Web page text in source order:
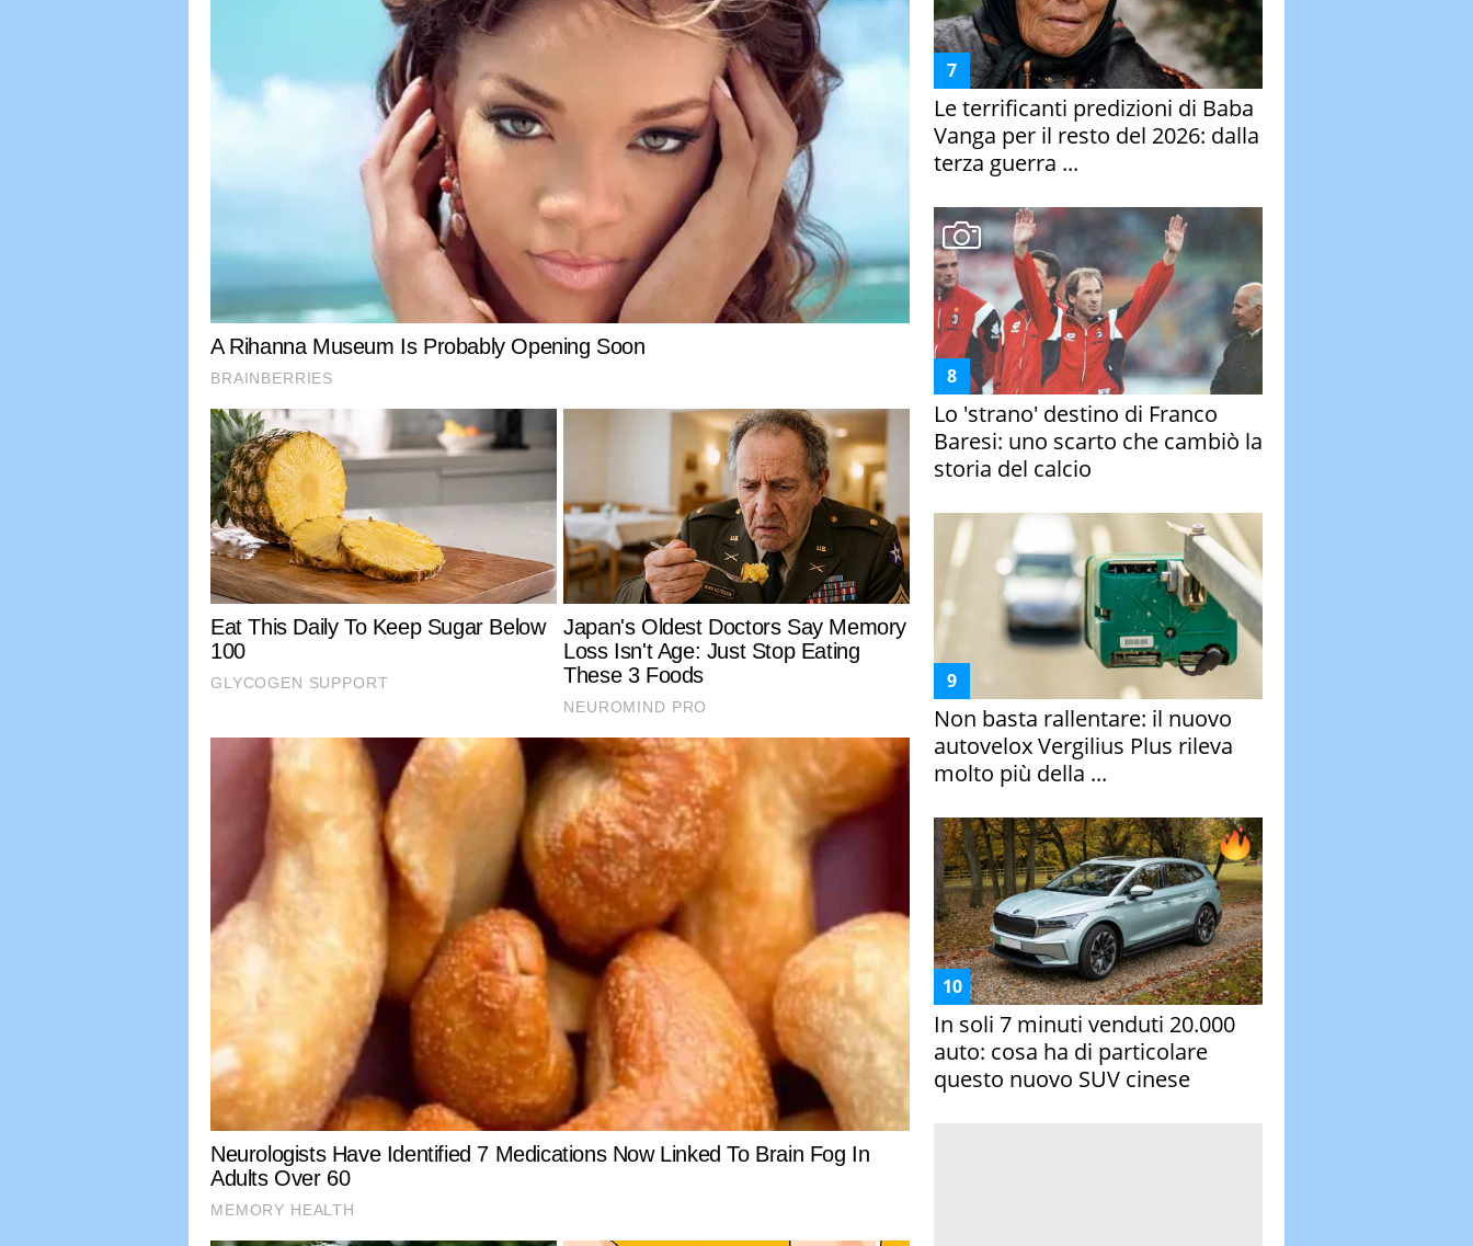
Le terrificanti predizioni di Baba
Vanga per il resto del 2026: dalla
terza guerra ...
Lo 'strano' destino di Franco
Baresi: uno scarto che cambiò la
storia del calcio
Non basta rallentare: il nuovo
autovelox Vergilius Plus rileva
molto più della ...
In soli 7 minuti venduti 20.000
auto: cosa ha di particolare
questo nuovo SUV cinese